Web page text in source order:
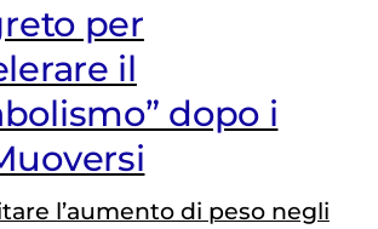
per
il
dopo i
l’aumento di peso negli